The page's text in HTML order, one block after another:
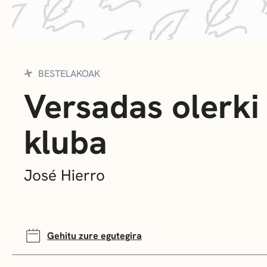
BESTELAKOAK
Versadas olerki
kluba
José Hierro
Gehitu zure egutegira